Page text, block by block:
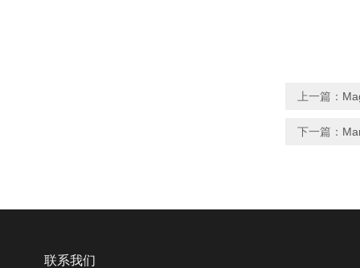
上一篇：
下一篇：
联系我们